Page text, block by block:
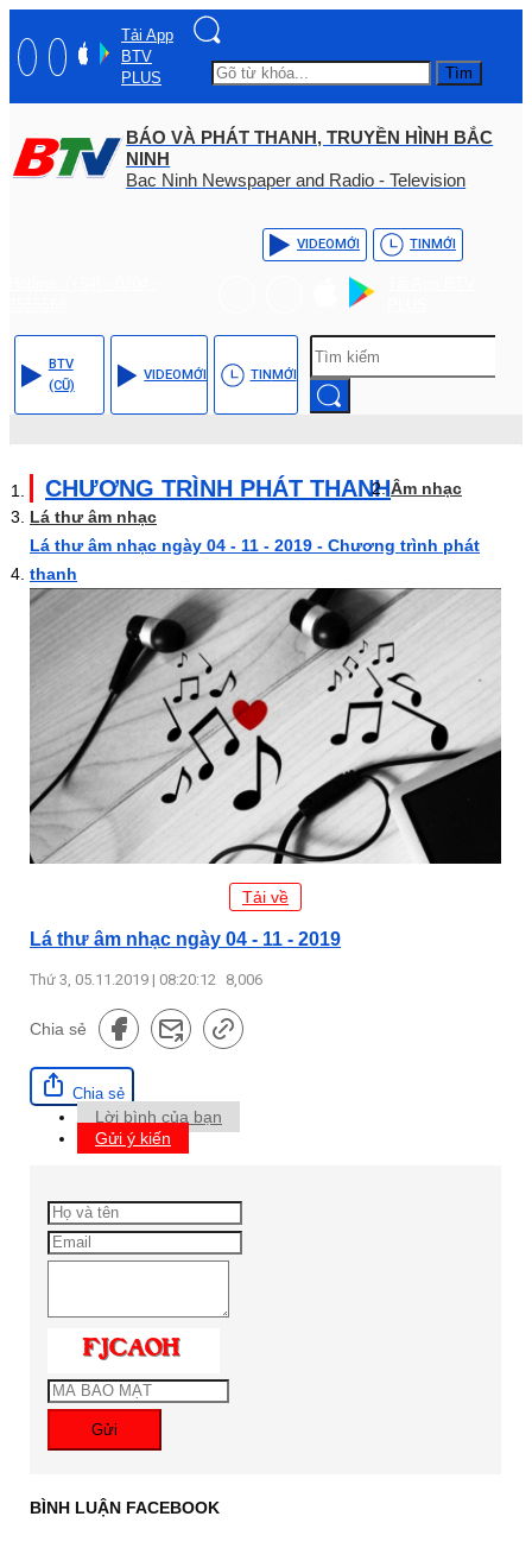
Tải App
BTV
PLUS
Tìm
BÁO VÀ PHÁT THANH, TRUYỀN HÌNH BẮC
NINH
Bac Ninh Newspaper and Radio - Television
VIDEOMỚI TINMỚI
BTV
(CŨ)
VIDEOMỚI TINMỚI
CHƯƠNG TRÌNH PHÁT THANHÂm nhạc
Lá thư âm nhạc
Lá thư âm nhạc ngày 04 - 11 - 2019 - Chương trình phát
thanh
Tải về
Lá thư âm nhạc ngày 04 - 11 - 2019
Thứ 3, 05.11.2019 | 08:20:12 8,006
Chia sẻ
Chia sẻ
Lời bình của bạn
Gửi ý kiến
Gửi
BÌNH LUẬN FACEBOOK